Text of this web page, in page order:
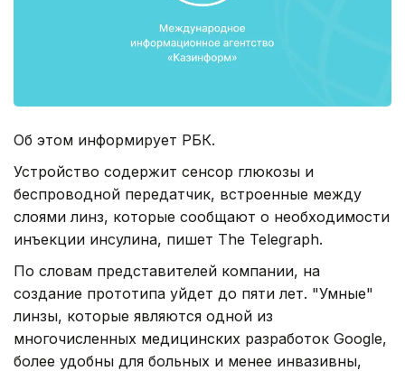
Об этом информирует РБК.
Устройство содержит сенсор глюкозы и
беспроводной передатчик, встроенные между
слоями линз, которые сообщают о необходимости
инъекции инсулина, пишет The Telegraph.
По словам представителей компании, на
создание прототипа уйдет до пяти лет. "Умные"
линзы, которые являются одной из
многочисленных медицинских разработок Google,
более удобны для больных и менее инвазивны,